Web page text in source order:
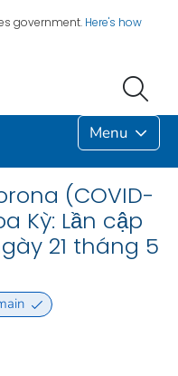
government. Here's how
Menu
(COVID-
Kỳ: Lần cập
21 tháng 5